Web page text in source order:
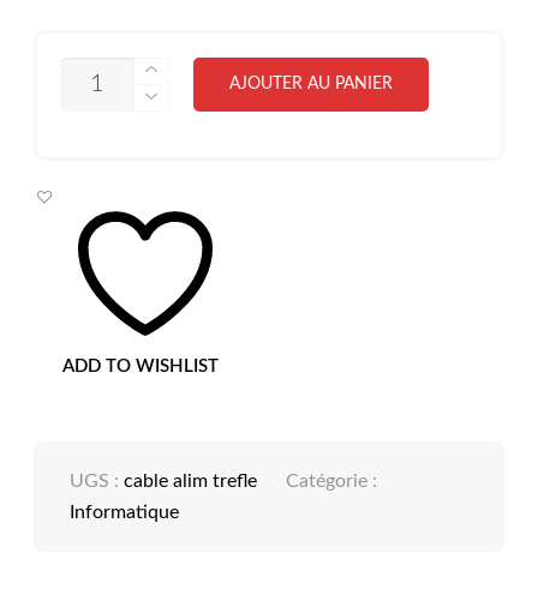
QUANTITÉ
ONDULEUR
TREFLE
AJOUTER AU PANIER
ADD TO WISHLIST
UGS :cable alim trefle
Catégorie :
Informatique